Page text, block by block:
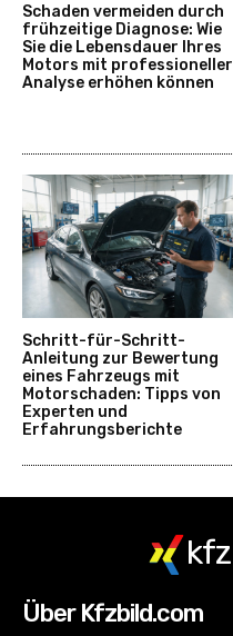
Schaden vermeiden durch
frühzeitige Diagnose: Wie
Sie die Lebensdauer Ihres
Motors mit professioneller
Analyse erhöhen können
Schritt-für-Schritt-
Anleitung zur Bewertung
eines Fahrzeugs mit
Motorschaden: Tipps von
Experten und
Erfahrungsberichte
kfz
Über Kfzbild.com